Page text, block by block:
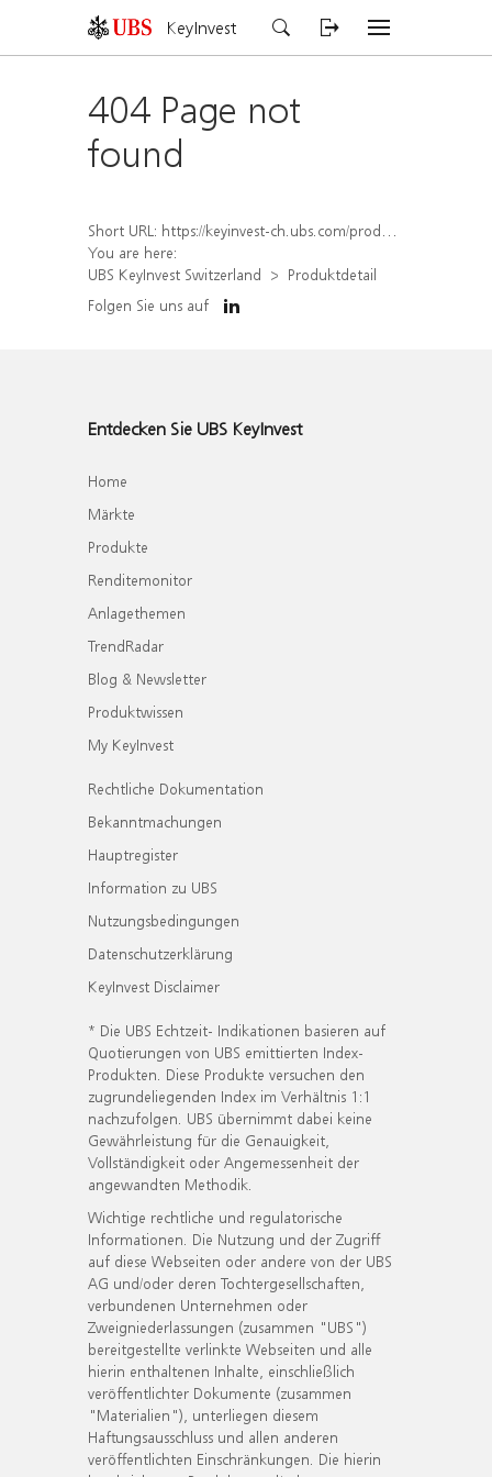
KeyInvest
404 Page not
found
Short URL: https://keyinvest-ch.ubs.com/produkt/detail/index/isin/CH1570354519
You are here:
UBS KeyInvest Switzerland
Produktdetail
Folgen Sie uns auf
Entdecken Sie UBS KeyInvest
Home
Märkte
Produkte
Renditemonitor
Anlagethemen
TrendRadar
Blog & Newsletter
Produktwissen
My KeyInvest
Rechtliche Dokumentation
Bekanntmachungen
Hauptregister
Information zu UBS
Nutzungsbedingungen
Datenschutzerklärung
KeyInvest Disclaimer
* Die UBS Echtzeit- Indikationen basieren auf
Quotierungen von UBS emittierten Index-
Produkten. Diese Produkte versuchen den
zugrundeliegenden Index im Verhältnis 1:1
nachzufolgen. UBS übernimmt dabei keine
Gewährleistung für die Genauigkeit,
Vollständigkeit oder Angemessenheit der
angewandten Methodik.
Wichtige rechtliche und regulatorische
Informationen. Die Nutzung und der Zugriff
auf diese Webseiten oder andere von der UBS
AG und/oder deren Tochtergesellschaften,
verbundenen Unternehmen oder
Zweigniederlassungen (zusammen "UBS")
bereitgestellte verlinkte Webseiten und alle
hierin enthaltenen Inhalte, einschließlich
veröffentlichter Dokumente (zusammen
"Materialien"), unterliegen diesem
Haftungsausschluss und allen anderen
veröffentlichten Einschränkungen. Die hierin